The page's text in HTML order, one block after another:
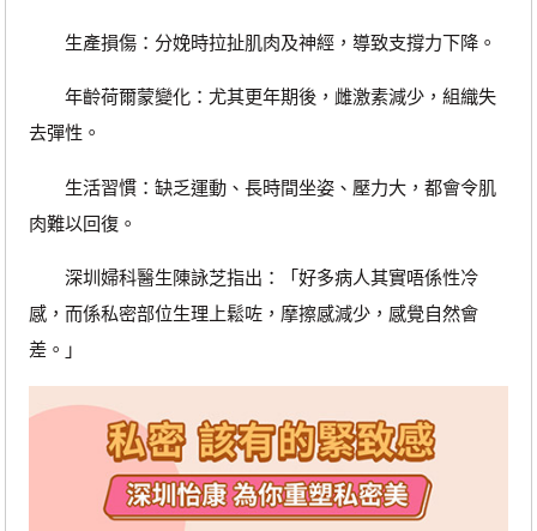
生產損傷：分娩時拉扯肌肉及神經，導致支撐力下降。
年齡荷爾蒙變化：尤其更年期後，雌激素減少，組織失
去彈性。
生活習慣：缺乏運動、長時間坐姿、壓力大，都會令肌
肉難以回復。
深圳婦科醫生陳詠芝指出：「好多病人其實唔係性冷
感，而係私密部位生理上鬆咗，摩擦感減少，感覺自然會
差。」